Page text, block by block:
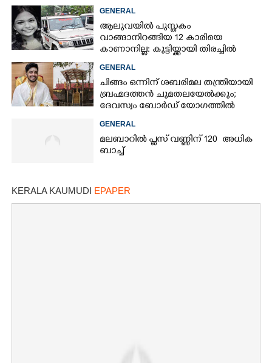
GENERAL
ആലുവയിൽ പുസ്തകം
വാങ്ങാനിറങ്ങിയ 12 കാരിയെ
കാണാനില്ല: കുട്ടിയ്ക്കായി തിരച്ചിൽ
GENERAL
ചിങ്ങം ഒന്നിന് ശബരിമല തന്ത്രിയായി
ബ്രഹ്മദത്തൻ ചുമതലയേൽക്കും;
ദേവസ്വം ബോർഡ് യോഗത്തിൽ
തീരുമാനം
GENERAL
മലബാറിൽ പ്ലസ് വണ്ണിന് 120 അധിക
ബാച്ച്
KERALA KAUMUDI EPAPER